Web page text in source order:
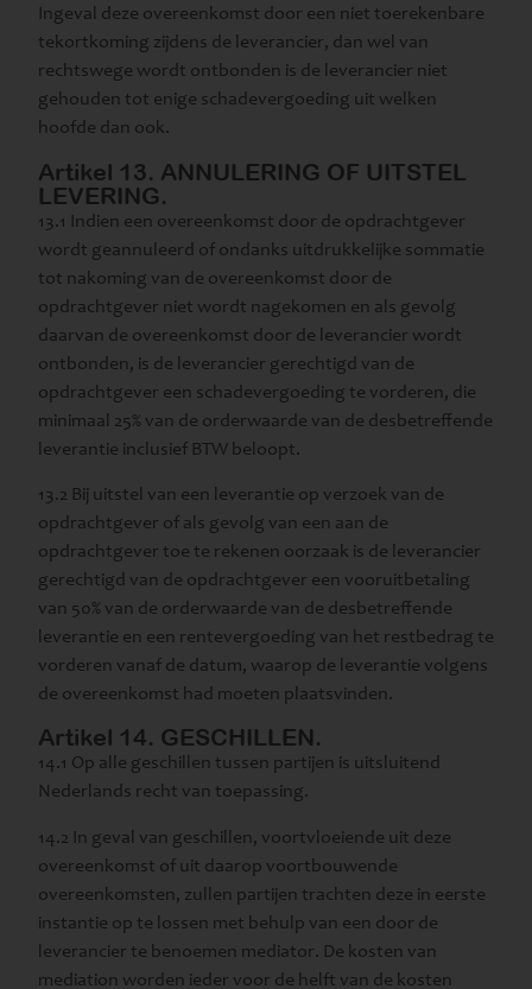
Ingeval deze overeenkomst door een niet toerekenbare
tekortkoming zijdens de leverancier, dan wel van
rechtswege wordt ontbonden is de leverancier niet
gehouden tot enige schadevergoeding uit welken
hoofde dan ook.
Artikel 13. ANNULERING OF UITSTEL
LEVERING.
13.1 Indien een overeenkomst door de opdrachtgever
wordt geannuleerd of ondanks uitdrukkelijke sommatie
tot nakoming van de overeenkomst door de
opdrachtgever niet wordt nagekomen en als gevolg
daarvan de overeenkomst door de leverancier wordt
ontbonden, is de leverancier gerechtigd van de
opdrachtgever een schadevergoeding te vorderen, die
minimaal 25% van de orderwaarde van de desbetreffende
leverantie inclusief BTW beloopt.
13.2 Bij uitstel van een leverantie op verzoek van de
opdrachtgever of als gevolg van een aan de
opdrachtgever toe te rekenen oorzaak is de leverancier
gerechtigd van de opdrachtgever een vooruitbetaling
van 50% van de orderwaarde van de desbetreffende
leverantie en een rentevergoeding van het restbedrag te
vorderen vanaf de datum, waarop de leverantie volgens
de overeenkomst had moeten plaatsvinden.
Artikel 14. GESCHILLEN.
14.1 Op alle geschillen tussen partijen is uitsluitend
Nederlands recht van toepassing.
14.2 In geval van geschillen, voortvloeiende uit deze
overeenkomst of uit daarop voortbouwende
overeenkomsten, zullen partijen trachten deze in eerste
instantie op te lossen met behulp van een door de
leverancier te benoemen mediator. De kosten van
mediation worden ieder voor de helft van de kosten